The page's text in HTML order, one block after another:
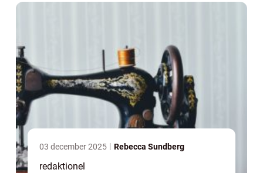
03 december 2025 Rebecca Sundberg
redaktionel